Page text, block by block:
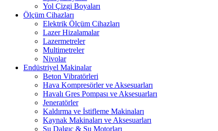
Yol Çizgi Boyaları
Ölçüm Cihazları
Elektrik Ölçüm Cihazları
Lazer Hizalamalar
Lazermetreler
Multimetreler
Nivolar
Endüstriyel Makinalar
Beton Vibratörleri
Hava Kompresörler ve Aksesuarları
Havalı Gres Pompası ve Aksesuarları
Jeneratörler
Kaldırma ve İstifleme Makinaları
Kaynak Makinaları ve Aksesuarları
Su Dalgıç & Su Motorları